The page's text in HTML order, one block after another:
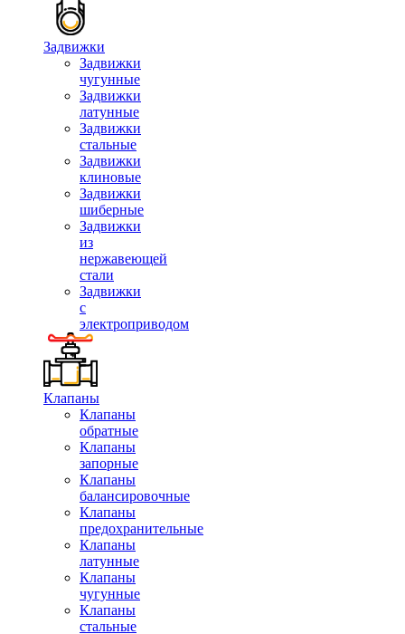
Задвижки
Задвижки
чугунные
Задвижки
латунные
Задвижки
стальные
Задвижки
клиновые
Задвижки
шиберные
Задвижки
из
нержавеющей
стали
Задвижки
с
электроприводом
Клапаны
Клапаны
обратные
Клапаны
запорные
Клапаны
балансировочные
Клапаны
предохранительные
Клапаны
латунные
Клапаны
чугунные
Клапаны
стальные